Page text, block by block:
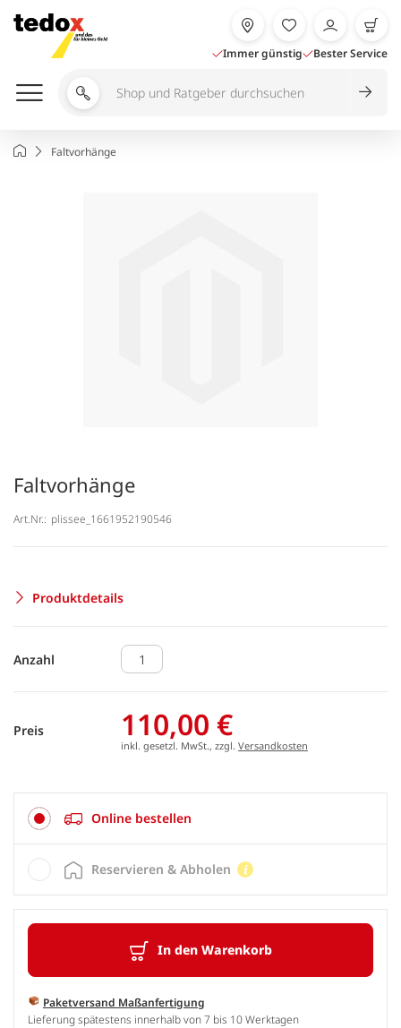
Inhalt
springen
Immer günstig Bester Service
Shop
durchsuchen
StartseiteFaltvorhänge
Faltvorhänge
Art.Nr.: plissee_1661952190546
Produktdetails
Anzahl
Preis 110,00 €
inkl. gesetzl. MwSt., zzgl. Versandkosten
Online bestellen
In den Warenkorb
Paketversand Maßanfertigung
Lieferung spätestens innerhalb von 7 bis 10 Werktagen
Reservieren & Abholen